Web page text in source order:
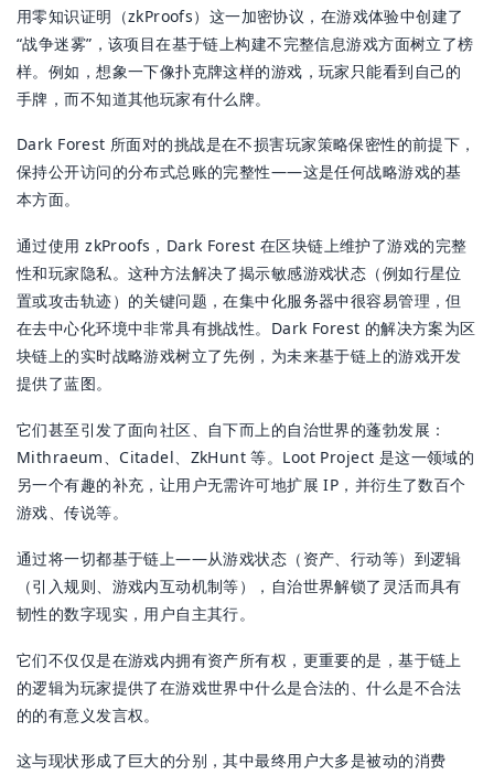
用零知识证明（zkProofs）这一加密协议，在游戏体验中创建了
“战争迷雾”，该项目在基于链上构建不完整信息游戏方面树立了榜
样。例如，想象一下像扑克牌这样的游戏，玩家只能看到自己的
手牌，而不知道其他玩家有什么牌。
Dark Forest 所面对的挑战是在不损害玩家策略保密性的前提下，
保持公开访问的分布式总账的完整性——这是任何战略游戏的基
本方面。
通过使用 zkProofs，Dark Forest 在区块链上维护了游戏的完整
性和玩家隐私。这种方法解决了揭示敏感游戏状态（例如行星位
置或攻击轨迹）的关键问题，在集中化服务器中很容易管理，但
在去中心化环境中非常具有挑战性。Dark Forest 的解决方案为区
块链上的实时战略游戏树立了先例，为未来基于链上的游戏开发
提供了蓝图。
它们甚至引发了面向社区、自下而上的自治世界的蓬勃发展：
Mithraeum、Citadel、ZkHunt 等。Loot Project 是这一领域的
另一个有趣的补充，让用户无需许可地扩展 IP，并衍生了数百个
游戏、传说等。
通过将一切都基于链上——从游戏状态（资产、行动等）到逻辑
（引入规则、游戏内互动机制等），自治世界解锁了灵活而具有
韧性的数字现实，用户自主其行。
它们不仅仅是在游戏内拥有资产所有权，更重要的是，基于链上
的逻辑为玩家提供了在游戏世界中什么是合法的、什么是不合法
的的有意义发言权。
这与现状形成了巨大的分别，其中最终用户大多是被动的消费